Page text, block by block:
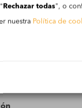
tiene como
Rechazar todas", o
nuestra Política de